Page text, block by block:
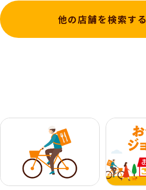
他の店舗を検索する